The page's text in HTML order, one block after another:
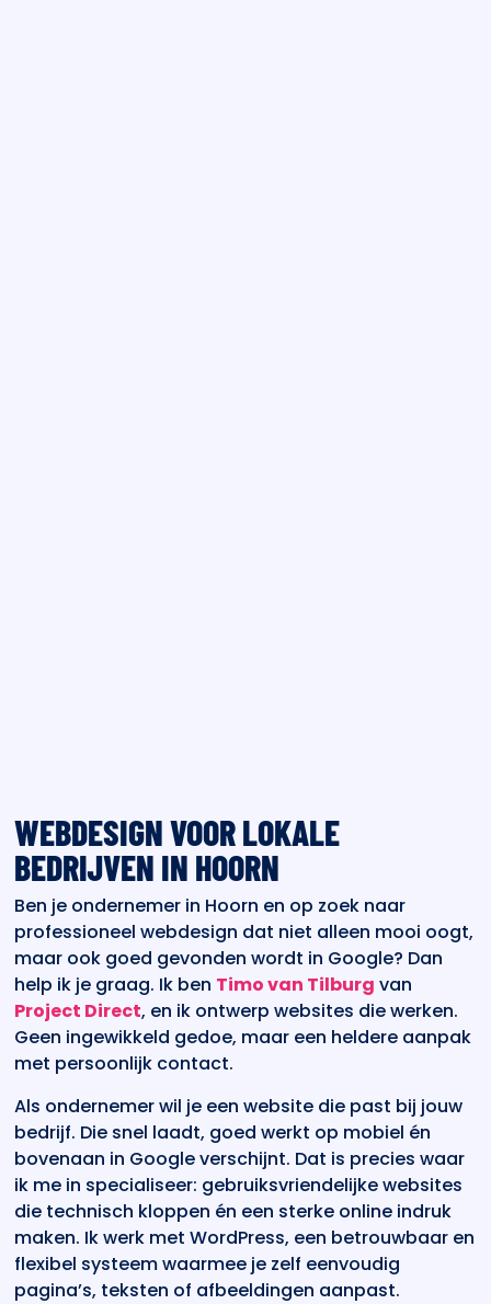
WEBDESIGN VOOR LOKALE
BEDRIJVEN IN HOORN
Ben je ondernemer in Hoorn en op zoek naar
professioneel webdesign dat niet alleen mooi oogt,
maar ook goed gevonden wordt in Google? Dan
help ik je graag. Ik ben Timo van Tilburg van
Project Direct, en ik ontwerp websites die werken.
Geen ingewikkeld gedoe, maar een heldere aanpak
met persoonlijk contact.
Als ondernemer wil je een website die past bij jouw
bedrijf. Die snel laadt, goed werkt op mobiel én
bovenaan in Google verschijnt. Dat is precies waar
ik me in specialiseer: gebruiksvriendelijke websites
die technisch kloppen én een sterke online indruk
maken. Ik werk met WordPress, een betrouwbaar en
flexibel systeem waarmee je zelf eenvoudig
pagina’s, teksten of afbeeldingen aanpast.